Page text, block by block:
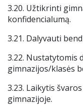
3.20. Užtikrinti
konfidencialumą.
3.21. Dalyvauti
3.22. Nustatytomis
gimnazijos/klasės
3.23. Laikytis
gimnazijoje.